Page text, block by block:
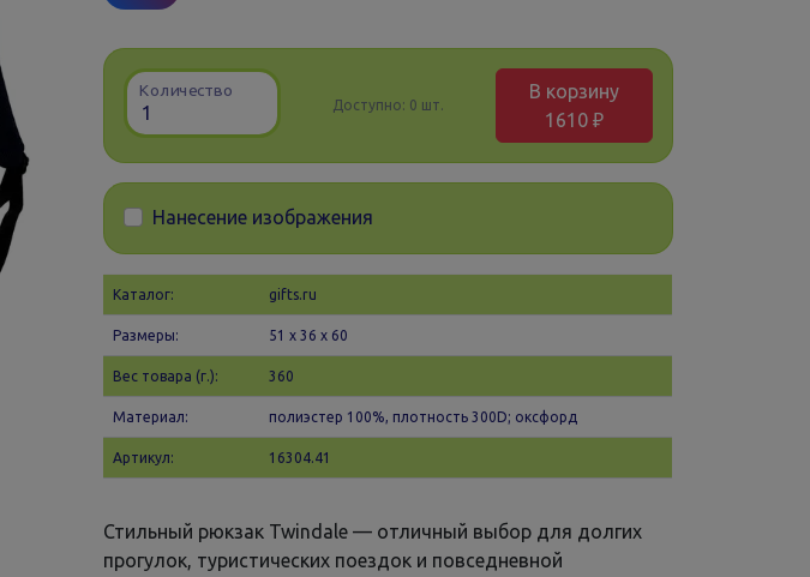
Количество
Доступно: 0 шт.
В корзину
1610 ₽
Нанесение изображения
Каталог: gifts.ru
Размеры: 51 х 36 x 60
Вес товара (г.): 360
Материал: полиэстер 100%, плотность 300D; оксфорд
Артикул: 16304.41
Стильный рюкзак Twindale — отличный выбор для долгих
прогулок, туристических поездок и повседневной